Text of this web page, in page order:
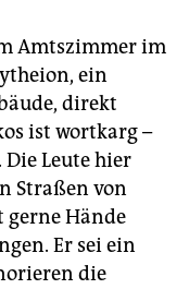
Amtszimmer im
ein
direkt
ist wortkarg –
Leute hier
Straßen von
gerne Hände
Er sei ein
die